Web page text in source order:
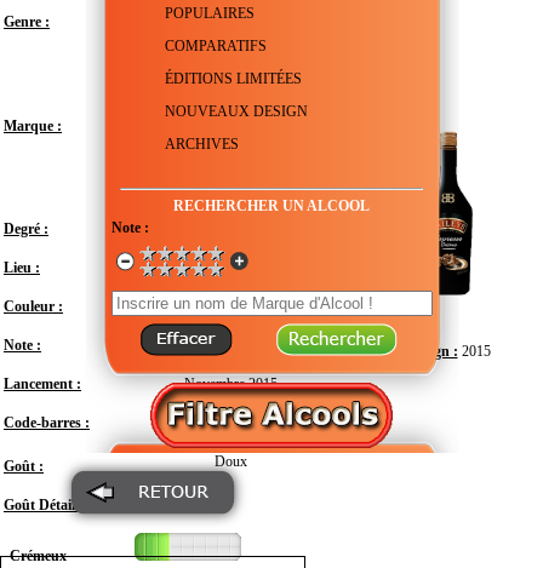
POPULAIRES
COMPARATIFS
ÉDITIONS LIMITÉES
NOUVEAUX DESIGN
ARCHIVES
RECHERCHER UN ALCOOL
Note :
Design : 2015
Genre : Crème de Whiskey au Café
Marque :
Degré :
Lieu : Irlande
Couleur :
Note : En attente de test
Lancement : Novembre 2015
Code-barres : 5011013935482
Goût : Doux
Goût Détail :
Crémeux